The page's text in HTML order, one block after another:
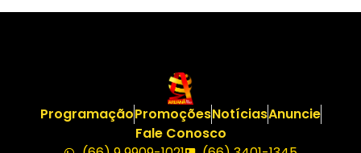
ProgramaçãoPromoçõesNotíciasAnuncie
Fale Conosco